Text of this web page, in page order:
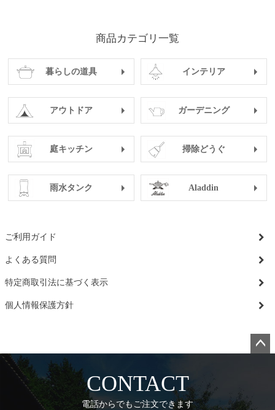
商品カテゴリ一覧
暮らしの道具 インテリア
アウトドア ガーデニング
庭キッチン 掃除どうぐ
雨水タンク Aladdin
ご利用ガイド
よくある質問
特定商取引法に基づく表示
個人情報保護方針
へ
CONTACT
電話からでもご注文できます